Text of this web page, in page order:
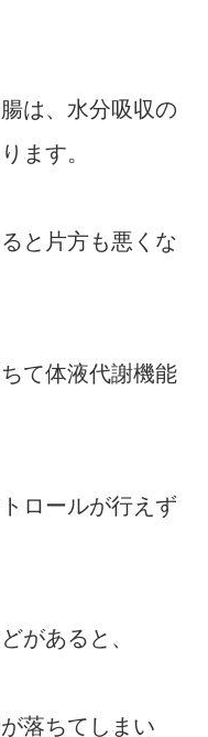
は、水分吸収の
ます。
と片方も悪くな
て体液代謝機能
ロールが行えず
があると、
落ちてしまい